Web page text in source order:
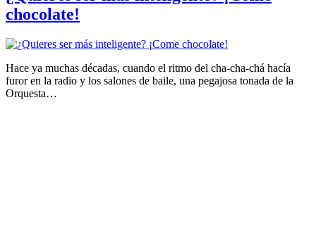
chocolate!
Hace ya muchas décadas, cuando el ritmo del cha-cha-chá hacía
furor en la radio y los salones de baile, una pegajosa tonada de la
Orquesta…